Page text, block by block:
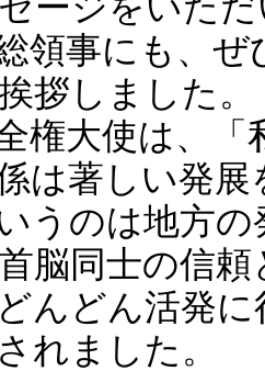
領事にも、
拶しました。
権大使は、「
は著しい発
うのは地方
脳同士の信
んどん活発
れました。